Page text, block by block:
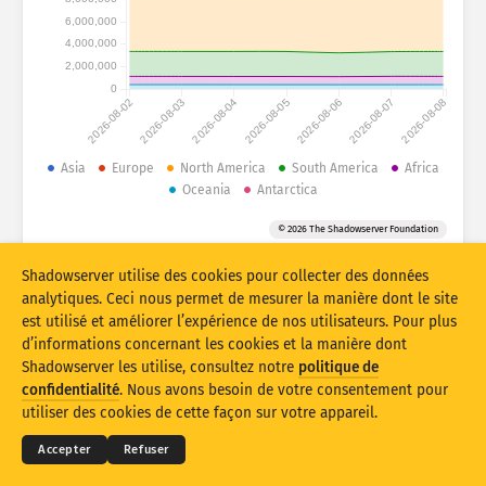
Statistiques d’attaque : vulnérabilités
Statistiques d’attaque : appareils
Balises
Limite
Groupe par
Stacking
Empilé Se chevauchant
Mettre à jour les résultats automatiquement
Mettre à jour Réinitialiser
Télécharger au format PNG
2026-08-02 2026-08-03 2026-08-04 2026-08-05 2026-08-06 2026-08-07 2026-08-08
0
2,000,000
4,000,000
6,000,000
Asia Europe North America South America
Africa
Oceania
Antarctica
© 2026 The Shadowserver Foundation
© 2026THE SHADOWSERVER FOUNDATION
Confidentialité et conditions
Contactez-nous
Mentions
Shadowserver utilise des cookies pour collecter des données
analytiques. Ceci nous permet de mesurer la manière dont le site
est utilisé et améliorer l’expérience de nos utilisateurs. Pour plus
d’informations concernant les cookies et la manière dont
Shadowserver les utilise, consultez notre politique de
confidentialité. Nous avons besoin de votre consentement pour
utiliser des cookies de cette façon sur votre appareil.
Accepter Refuser